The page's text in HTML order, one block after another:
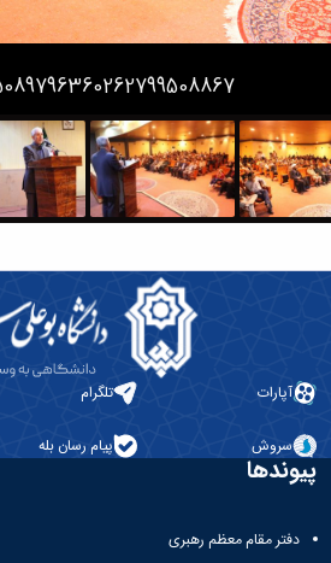
همایش‌ها
انتشارات
کتب
مجلات
علمی
فصلنامه
معاونت
و
آپارات تلگرام
سروش پیام رسان بله
پیوندها
دفتر مقام معظم رهبری